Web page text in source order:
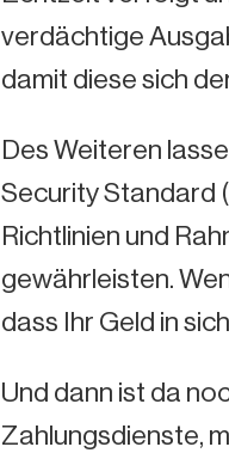
verdächtige
damit diese sich
Des Weiteren
Security Standard
Richtlinien und
gewährleisten.
dass Ihr Geld in
Und dann ist da
Zahlungsdienste,